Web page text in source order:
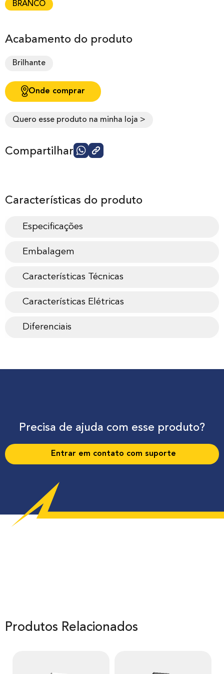
BRANCO
Acabamento do produto
Brilhante
Onde comprar
Quero esse produto na minha loja >
Compartilhar
Características do produto
Especificações
Embalagem
Características Técnicas
Características Elétricas
Diferenciais
Precisa de ajuda com esse produto?
Entrar em contato com suporte
Produtos Relacionados